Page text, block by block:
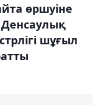
өршуіне
шұғыл